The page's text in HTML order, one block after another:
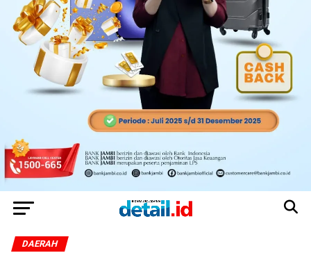
DAERAH